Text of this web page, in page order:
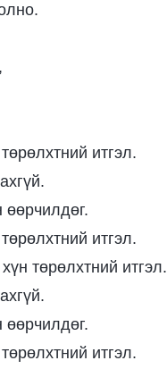
итгэл.
өөрчилдөг.
итгэл.
төрөлхтний итгэл.
өөрчилдөг.
итгэл.